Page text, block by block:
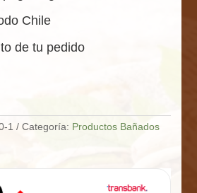
Chile
de tu pedido
1 Categoría: Productos Bañados